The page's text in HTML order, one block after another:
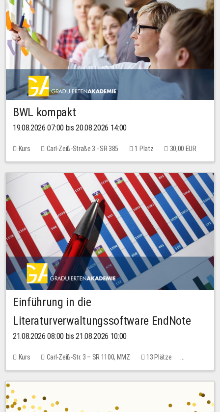
BWL kompakt
19.08.2026 07:00 bis 20.08.2026 14:00
Kurs Carl-Zeiß-Straße 3 - SR 385 1 Platz 30,00 EUR
Einführung in die
Literaturverwaltungssoftware EndNote
21.08.2026 08:00 bis 21.08.2026 10:00
Kurs Carl-Zeiß-Str. 3 – SR 1100, MMZ
13 Plätze
10,00 EUR